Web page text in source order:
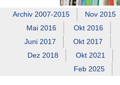
Archiv 2007‑2015 Nov 2015
Mai 2016
Okt 2016
Juni 2017
Okt 2017
Dez 2018
Okt 2021
Feb 2025